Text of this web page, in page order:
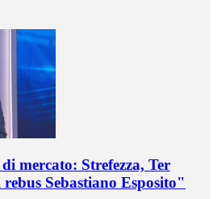
mercato: Strefezza, Ter
Sebastiano Esposito"